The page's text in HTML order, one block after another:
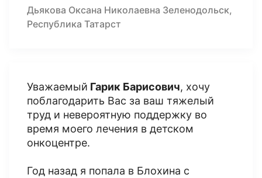
Дьякова Оксана Николаевна Зеленодольск,
Республика Татарст
Уважаемый Гарик Барисович, хочу
поблагодарить Вас за ваш тяжелый
труд и невероятную поддержку во
время моего лечения в детском
онкоцентре.
Год назад я попала в Блохина с